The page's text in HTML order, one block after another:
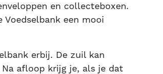
en collecteboxen.
een mooi
erbij. De zuil kan
afloop krijg je, als je dat